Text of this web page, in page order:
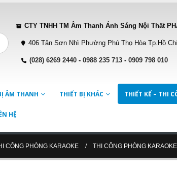
CTY TNHH TM Âm Thanh Ánh Sáng Nội Thất
406 Tân Sơn Nhì Phường Phú Thọ Hòa Tp.Hồ
(028) 6269 2440 -0988 235 713 -0909 798 010
ÂM THANH THIẾT BỊ KHÁC THIẾT KẾ – THI
HỆ
CÔNG PHÒNG KARAOKE THI CÔNG PHÒNG